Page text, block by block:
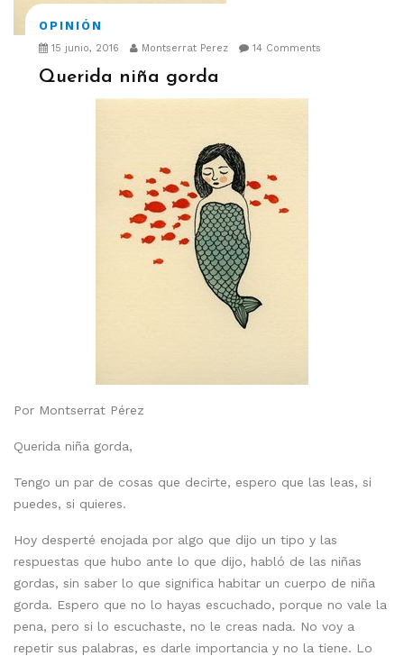
OPINIÓN
15 junio, 2016 Montserrat Perez 14 Comments
Querida niña gorda
Por Montserrat Pérez
Querida niña gorda,
Tengo un par de cosas que decirte, espero que las leas, si
puedes, si quieres.
Hoy desperté enojada por algo que dijo un tipo y las
respuestas que hubo ante lo que dijo, habló de las niñas
gordas, sin saber lo que significa habitar un cuerpo de niña
gorda. Espero que no lo hayas escuchado, porque no vale la
pena, pero si lo escuchaste, no le creas nada. No voy a
repetir sus palabras, es darle importancia y no la tiene. Lo